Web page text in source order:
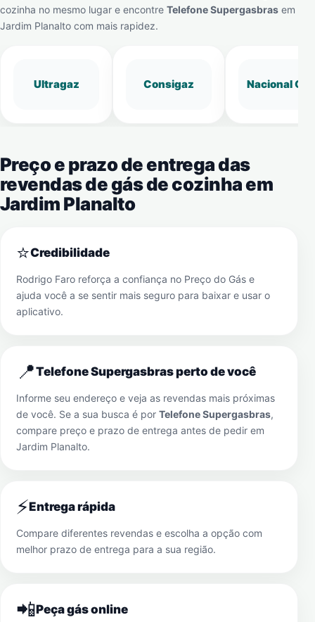
cozinha no mesmo lugar e encontre Telefone Supergasbras em
Jardim Planalto com mais rapidez.
Ultragaz Consigaz Nacional Gás
Preço e prazo de entrega das
revendas de gás de cozinha em
Jardim Planalto
⭐Credibilidade
Rodrigo Faro reforça a confiança no Preço do Gás e
ajuda você a se sentir mais seguro para baixar e usar o
aplicativo.
📍Telefone Supergasbras perto de você
Informe seu endereço e veja as revendas mais próximas
de você. Se a sua busca é por Telefone Supergasbras,
compare preço e prazo de entrega antes de pedir em
Jardim Planalto.
⚡Entrega rápida
Compare diferentes revendas e escolha a opção com
melhor prazo de entrega para a sua região.
📲Peça gás online